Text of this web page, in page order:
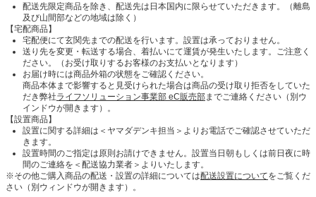
配送先限定商品を除き、配送先は日本国内に限らせていただきます。（離島
及び山間部などの地域は除く）
【宅配商品】
宅配便にて玄関先までの配送を行います。設置は承っておりません。
送り先を変更・転送する場合、着払いにて運賃が発生いたします。ご注意く
ださい。（お受け取りするお客様のお支払いとなります）
お届け時には商品外箱の状態をご確認ください。
商品本体まで影響すると見受けられた場合は商品の受け取り拒否をしていた
だき弊社ライフソリューション事業部 eC販売部までご連絡ください（別ウ
インドウが開きます）。
【設置商品】
設置に関する詳細は＜ヤマダデンキ担当＞よりお電話でご確認させていただ
きます。
設置時間のご指定は原則お請けできません。設置当日朝もしくは前日夜に時
間のご連絡を＜配送協力業者＞よりいたします。
※その他ご購入商品の配送・設置の詳細については配送設置についてをご覧くだ
さい（別ウィンドウが開きます）。